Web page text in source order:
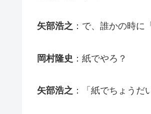
矢部浩之 ：で、誰かの時に
岡村隆史 ：紙でやろ？
矢部浩之 ：「紙でちょうだ